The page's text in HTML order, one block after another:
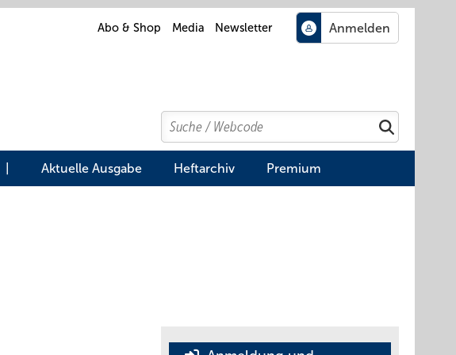
Abo & Shop Media Newsletter
Search
Suchen
Aktuelle Ausgabe Heftarchiv Premium